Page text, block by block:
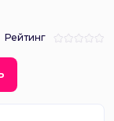
Рейтинг